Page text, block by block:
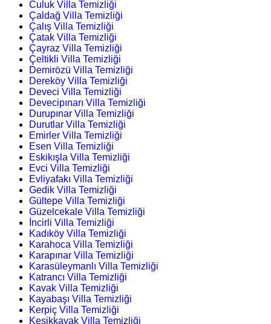
Culuk Villa Temizliği
Çaldağ Villa Temizliği
Çalış Villa Temizliği
Çatak Villa Temizliği
Çayraz Villa Temizliği
Çeltikli Villa Temizliği
Demirözü Villa Temizliği
Dereköy Villa Temizliği
Deveci Villa Temizliği
Devecipınarı Villa Temizliği
Durupınar Villa Temizliği
Durutlar Villa Temizliği
Emirler Villa Temizliği
Esen Villa Temizliği
Eskikışla Villa Temizliği
Evci Villa Temizliği
Evliyafakı Villa Temizliği
Gedik Villa Temizliği
Gültepe Villa Temizliği
Güzelcekale Villa Temizliği
İncirli Villa Temizliği
Kadıköy Villa Temizliği
Karahoca Villa Temizliği
Karapınar Villa Temizliği
Karasüleymanlı Villa Temizliği
Katrancı Villa Temizliği
Kavak Villa Temizliği
Kayabaşı Villa Temizliği
Kerpiç Villa Temizliği
Kesikkavak Villa Temizliği